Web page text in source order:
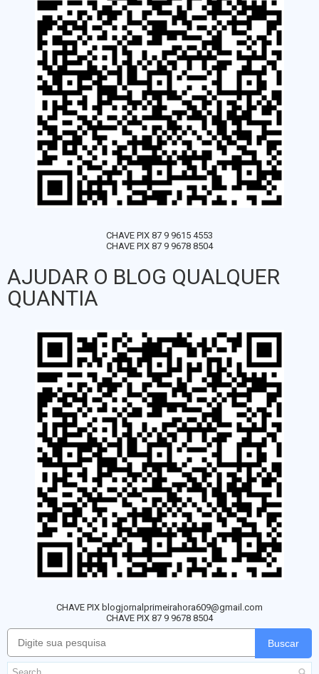
CHAVE PIX 87 9 9615 4553
CHAVE PIX 87 9 9678 8504
AJUDAR O BLOG QUALQUER
QUANTIA
CHAVE PIX blogjornalprimeirahora609@gmail.com
CHAVE PIX 87 9 9678 8504
Buscar